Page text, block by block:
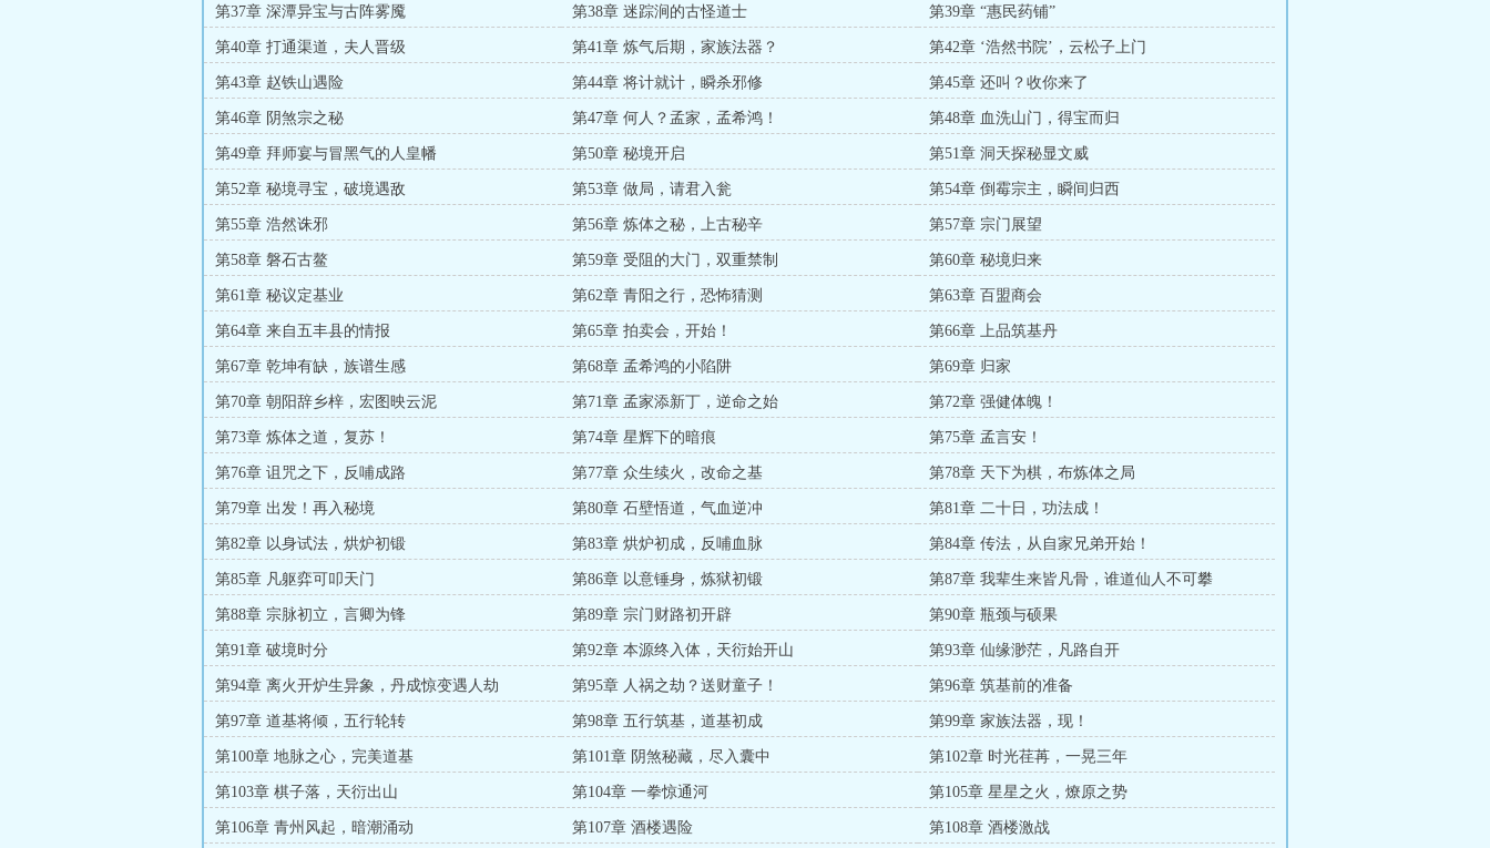
第37章 深潭异宝与古阵雾魇 第38章 迷踪涧的古怪道士 第39章 “惠民药铺”
第40章 打通渠道，夫人晋级 第41章 炼气后期，家族法器？ 第42章 ‘浩然书院’，云松子上门
第43章 赵铁山遇险 第44章 将计就计，瞬杀邪修 第45章 还叫？收你来了
第46章 阴煞宗之秘 第47章 何人？孟家，孟希鸿！ 第48章 血洗山门，得宝而归
第49章 拜师宴与冒黑气的人皇幡 第50章 秘境开启 第51章 洞天探秘显文威
第52章 秘境寻宝，破境遇敌 第53章 做局，请君入瓮 第54章 倒霉宗主，瞬间归西
第55章 浩然诛邪 第56章 炼体之秘，上古秘辛 第57章 宗门展望
第58章 磐石古鳌 第59章 受阻的大门，双重禁制 第60章 秘境归来
第61章 秘议定基业 第62章 青阳之行，恐怖猜测 第63章 百盟商会
第64章 来自五丰县的情报 第65章 拍卖会，开始！ 第66章 上品筑基丹
第67章 乾坤有缺，族谱生感 第68章 孟希鸿的小陷阱 第69章 归家
第70章 朝阳辞乡梓，宏图映云泥 第71章 孟家添新丁，逆命之始 第72章 强健体魄！
第73章 炼体之道，复苏！ 第74章 星辉下的暗痕 第75章 孟言安！
第76章 诅咒之下，反哺成路 第77章 众生续火，改命之基 第78章 天下为棋，布炼体之局
第79章 出发！再入秘境 第80章 石壁悟道，气血逆冲 第81章 二十日，功法成！
第82章 以身试法，烘炉初锻 第83章 烘炉初成，反哺血脉 第84章 传法，从自家兄弟开始！
第85章 凡躯弈可叩天门 第86章 以意锤身，炼狱初锻 第87章 我辈生来皆凡骨，谁道仙人不可攀
第88章 宗脉初立，言卿为锋 第89章 宗门财路初开辟 第90章 瓶颈与硕果
第91章 破境时分 第92章 本源终入体，天衍始开山 第93章 仙缘渺茫，凡路自开
第94章 离火开炉生异象，丹成惊变遇人劫 第95章 人祸之劫？送财童子！ 第96章 筑基前的准备
第97章 道基将倾，五行轮转 第98章 五行筑基，道基初成 第99章 家族法器，现！
第100章 地脉之心，完美道基 第101章 阴煞秘藏，尽入囊中 第102章 时光荏苒，一晃三年
第103章 棋子落，天衍出山 第104章 一拳惊通河 第105章 星星之火，燎原之势
第106章 青州风起，暗潮涌动 第107章 酒楼遇险 第108章 酒楼激战